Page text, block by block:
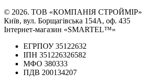
© 2026. ТОВ «КОМПАНІЯ СТРОЙМІР»
Київ, вул. Борщагівська 154А, оф. 435
Інтернет-магазин «SMARTEL™»
ЕГРПОУ 35122632
ІПН 351226326582
МФО 380333
ПДВ 200134207